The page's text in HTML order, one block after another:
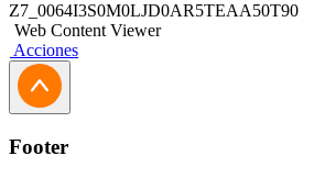
Prospecto Simplificado
Solicitud de Traspaso
Z7_0064I3S0M0LJD0AR5TEAA50T90
Web Content Viewer
Acciones
Footer